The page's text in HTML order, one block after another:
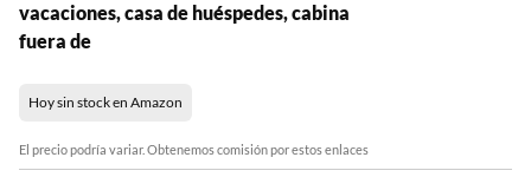
vacaciones, casa de huéspedes, cabina
fuera de
Hoy sin stock en Amazon
El precio podría variar. Obtenemos comisión por estos enlaces